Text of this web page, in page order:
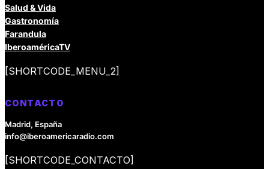
Salud & Vida
Gastronomía
Farandula
IberoaméricaTV
[SHORTCODE_MENU_2]
CONTACTO
Madrid, España
info@iberoamericaradio.com
[SHORTCODE_CONTACTO]